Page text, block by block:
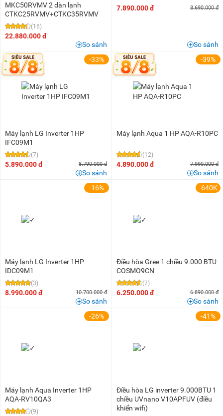
MKC50RVMV 2 dàn lạnh
CTKC25RVMV+CTKC35RVMV
(16)
22.880.000 đ
So sánh
7.890.000 đ 8.690.000 đ
So sánh
-33%
Máy lạnh LG Inverter 1HP
IFC09M1
(7)
5.890.000 đ 8.790.000 đ
So sánh
-39%
Máy lạnh Aqua 1 HP AQA-R10PC
(12)
4.890.000 đ 7.990.000 đ
So sánh
-16%
Máy lạnh LG Inverter 1HP
IDC09M1
(3)
8.990.000 đ 10.700.000 đ
So sánh
-640K
Điều hòa Gree 1 chiều 9.000 BTU
COSMO9CN
(7)
6.250.000 đ 6.890.000 đ
So sánh
-26%
Máy lạnh Aqua Inverter 1HP
AQA-RV10QA3
(9)
-41%
Điều hòa LG inverter 9.000BTU 1
chiều UVnano V10APFUV (điều
khiển wifi)